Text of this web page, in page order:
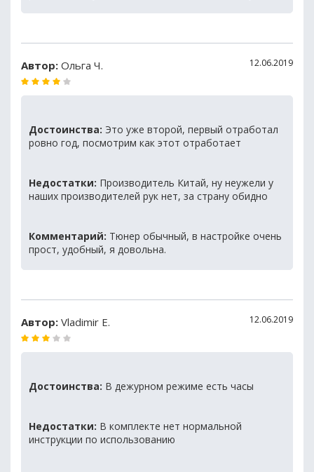
Автор: Ольга Ч. 12.06.2019
Достоинства: Это уже второй, первый отработал
ровно год, посмотрим как этот отработает
Недостатки: Производитель Китай, ну неужели у
наших производителей рук нет, за страну обидно
Комментарий: Тюнер обычный, в настройке очень
прост, удобный, я довольна.
Автор: Vladimir E. 12.06.2019
Достоинства: В дежурном режиме есть часы
Недостатки: В комплекте нет нормальной
инструкции по использованию